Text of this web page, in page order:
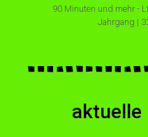
90 Minuten und mehr -
Jahrgang |
aktuelle